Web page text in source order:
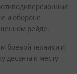
и обороне
рейде.
боевой техники и
десанта к месту